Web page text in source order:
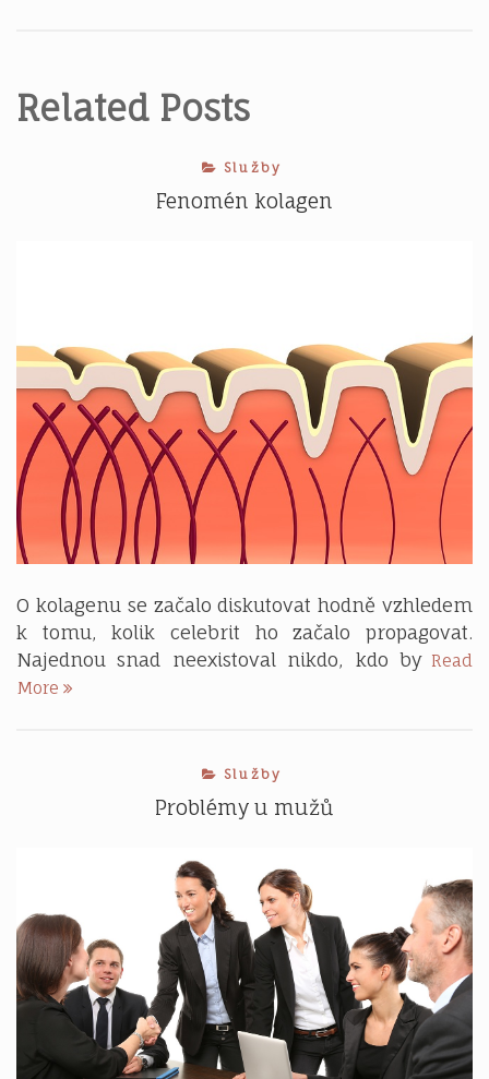
Related Posts
Služby
Fenomén kolagen
O kolagenu se začalo diskutovat hodně vzhledem
k tomu, kolik celebrit ho začalo propagovat.
Najednou snad neexistoval nikdo, kdo by Read
More Fenomén
Služby
Problémy u mužů